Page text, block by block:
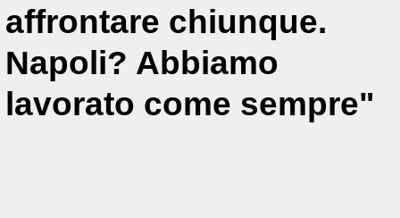
affrontare chiunque.
Napoli? Abbiamo
lavorato come sempre"